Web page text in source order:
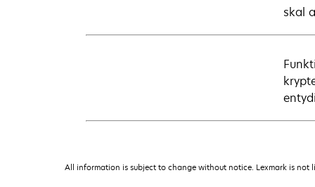
skal
All information is subject to change without notice. Lexmark is not